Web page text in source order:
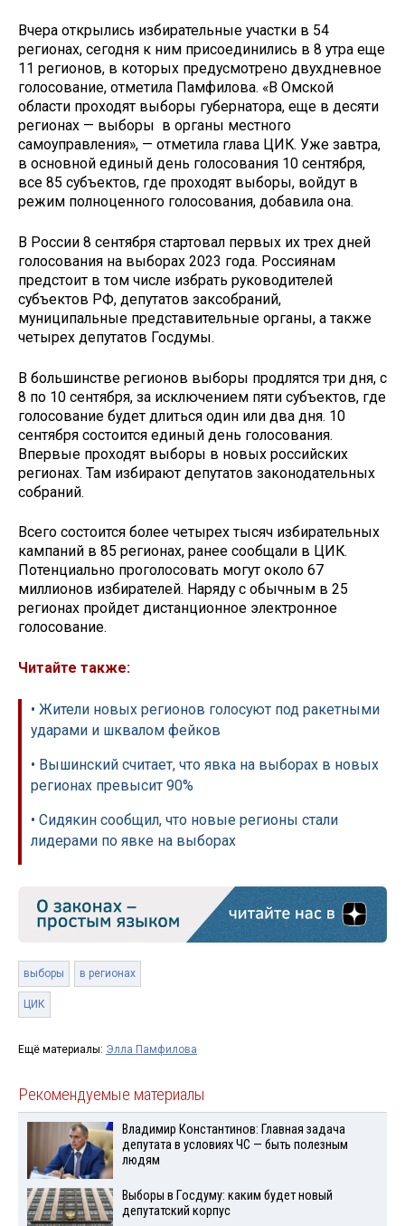
Вчера открылись избирательные участки в 54
регионах, сегодня к ним присоединились в 8 утра еще
11 регионов, в которых предусмотрено двухдневное
голосование, отметила Памфилова. «В Омской
области проходят выборы губернатора, еще в десяти
регионах — выборы в органы местного
самоуправления», — отметила глава ЦИК. Уже завтра,
в основной единый день голосования 10 сентября,
все 85 субъектов, где проходят выборы, войдут в
режим полноценного голосования, добавила она.
В России 8 сентября стартовал первых их трех дней
голосования на выборах 2023 года. Россиянам
предстоит в том числе избрать руководителей
субъектов РФ, депутатов заксобраний,
муниципальные представительные органы, а также
четырех депутатов Госдумы.
В большинстве регионов выборы продлятся три дня, с
8 по 10 сентября, за исключением пяти субъектов, где
голосование будет длиться один или два дня. 10
сентября состоится единый день голосования.
Впервые проходят выборы в новых российских
регионах. Там избирают депутатов законодательных
собраний.
Всего состоится более четырех тысяч избирательных
кампаний в 85 регионах, ранее сообщали в ЦИК.
Потенциально проголосовать могут около 67
миллионов избирателей. Наряду с обычным в 25
регионах пройдет дистанционное электронное
голосование.
Читайте также:
• Жители новых регионов голосуют под ракетными
ударами и шквалом фейков
• Вышинский считает, что явка на выборах в новых
регионах превысит 90%
• Сидякин сообщил, что новые регионы стали
лидерами по явке на выборах
выборы в регионах
ЦИК
Ещё материалы: Элла Памфилова
Рекомендуемые материалы
Владимир Константинов: Главная задача
депутата в условиях ЧС — быть полезным
людям
Выборы в Госдуму: каким будет новый
депутатский корпус